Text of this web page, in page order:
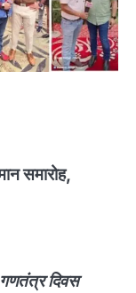
समारोह,
दिवस